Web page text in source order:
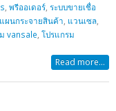
, พรีออเดอร์, ระบบขายเชื่อ
ผนกระจายสินค้า, แวนเซล,
vansale, โปรแกรม
Read more...